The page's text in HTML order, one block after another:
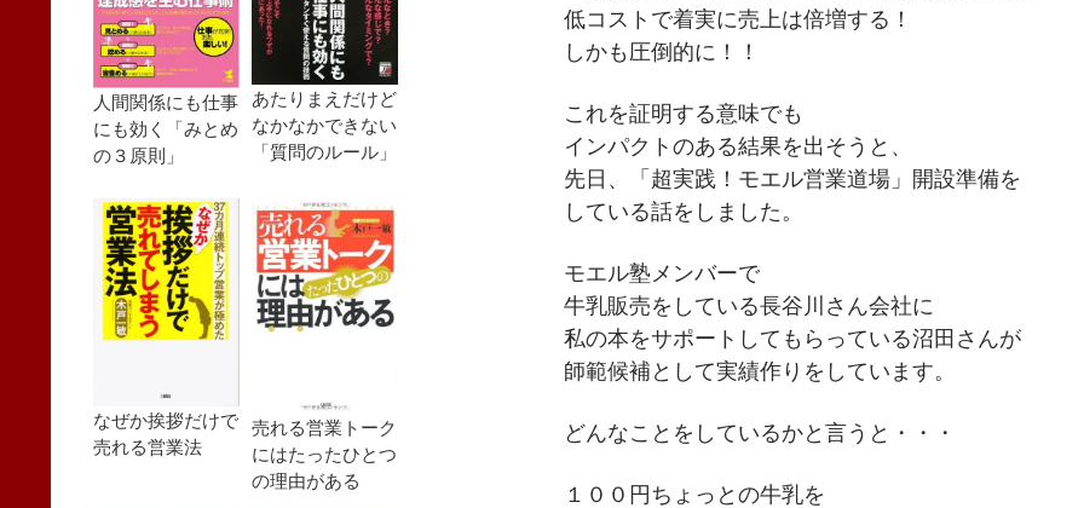
低コストで着実に売上は倍増する！
しかも圧倒的に！！
これを証明する意味でも
インパクトのある結果を出そうと、
先日、「超実践！モエル営業道場」開設準備を
している話をしました。
モエル塾メンバーで
牛乳販売をしている長谷川さん会社に
私の本をサポートしてもらっている沼田さんが
師範候補として実績作りをしています。
どんなことをしているかと言うと・・・
１００円ちょっとの牛乳を
人間関係にも仕事
にも効く「みとめ
の３原則」
あたりまえだけど
なかなかできない
「質問のルール」
なぜか挨拶だけで
売れる営業法
売れる営業トーク
にはたったひとつ
の理由がある